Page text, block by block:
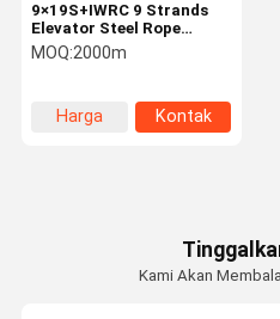
9×19S+IWRC 9 Strands
Elevator Steel Rope
Elevator Industry 19mm
MOQ:2000m
Harga
Kontak
Kami Akan